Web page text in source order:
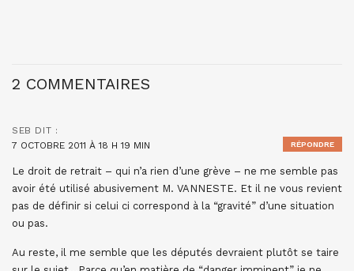
2 COMMENTAIRES
SEB DIT :
7 OCTOBRE 2011 À 18 H 19 MIN
Le droit de retrait – qui n’a rien d’une grève – ne me semble pas
avoir été utilisé abusivement M. VANNESTE. Et il ne vous revient
pas de définir si celui ci correspond à la “gravité” d’une situation
ou pas.
Au reste, il me semble que les députés devraient plutôt se taire
RÉPONDRE